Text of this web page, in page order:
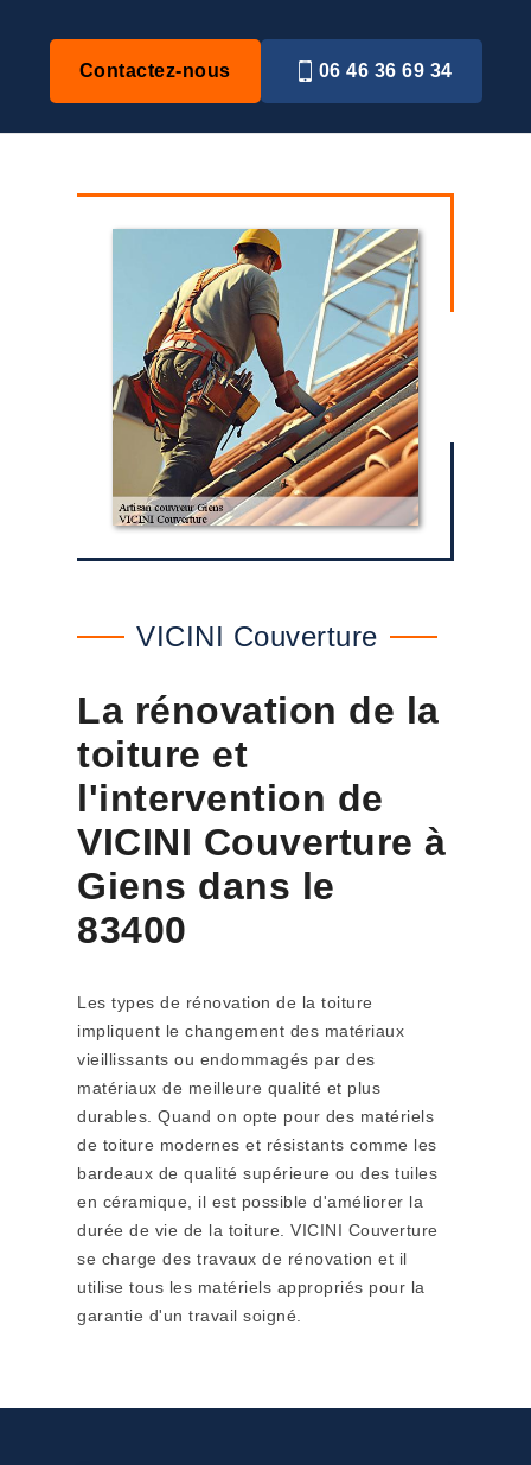
Contactez-nous 06 46 36 69 34
VICINI Couverture
La rénovation de la
toiture et
l'intervention de
VICINI Couverture à
Giens dans le
83400
Les types de rénovation de la toiture
impliquent le changement des matériaux
vieillissants ou endommagés par des
matériaux de meilleure qualité et plus
durables. Quand on opte pour des matériels
de toiture modernes et résistants comme les
bardeaux de qualité supérieure ou des tuiles
en céramique, il est possible d'améliorer la
durée de vie de la toiture. VICINI Couverture
se charge des travaux de rénovation et il
utilise tous les matériels appropriés pour la
garantie d'un travail soigné.